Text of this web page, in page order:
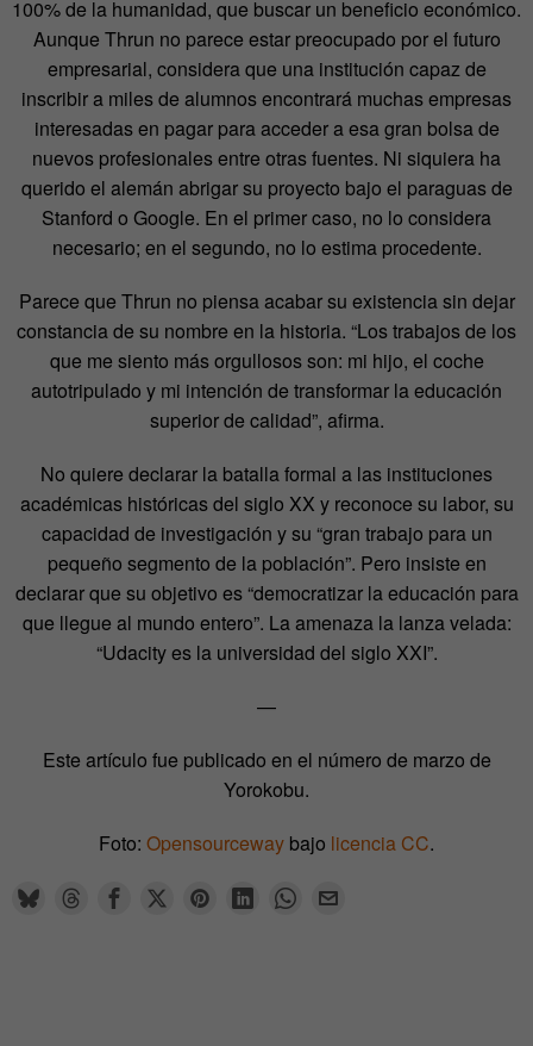
100% de la humanidad, que buscar un beneficio económico.
Aunque Thrun no parece estar preocupado por el futuro
empresarial, considera que una institución capaz de
inscribir a miles de alumnos encontrará muchas empresas
interesadas en pagar para acceder a esa gran bolsa de
nuevos profesionales entre otras fuentes. Ni siquiera ha
querido el alemán abrigar su proyecto bajo el paraguas de
Stanford o Google. En el primer caso, no lo considera
necesario; en el segundo, no lo estima procedente.
Parece que Thrun no piensa acabar su existencia sin dejar
constancia de su nombre en la historia. “Los trabajos de los
que me siento más orgullosos son: mi hijo, el coche
autotripulado y mi intención de transformar la educación
superior de calidad”, afirma.
No quiere declarar la batalla formal a las instituciones
académicas históricas del siglo XX y reconoce su labor, su
capacidad de investigación y su “gran trabajo para un
pequeño segmento de la población”. Pero insiste en
declarar que su objetivo es “democratizar la educación para
que llegue al mundo entero”. La amenaza la lanza velada:
“Udacity es la universidad del siglo XXI”.
—
Este artículo fue publicado en el número de marzo de
Yorokobu.
Foto: Opensourceway bajo licencia CC.